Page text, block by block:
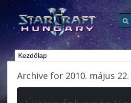
Archive for 2010. május